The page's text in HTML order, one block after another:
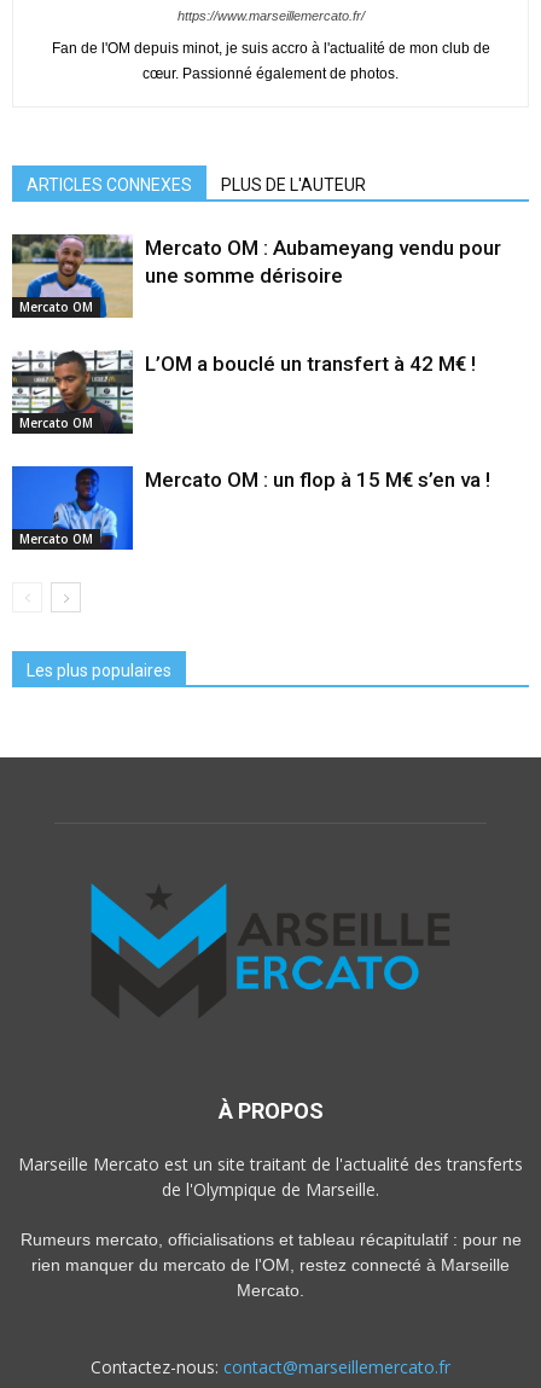
https://www.marseillemercato.fr/
Fan de l'OM depuis minot, je suis accro à l'actualité de mon club de
cœur. Passionné également de photos.
ARTICLES CONNEXES PLUS DE L'AUTEUR
Mercato OM
Mercato OM : Aubameyang vendu pour
une somme dérisoire
Mercato OM
L’OM a bouclé un transfert à 42 M€ !
Mercato OM
Mercato OM : un flop à 15 M€ s’en va !
Les plus populaires
À PROPOS
Marseille Mercato est un site traitant de l'actualité des transferts
de l'Olympique de Marseille.
Rumeurs mercato, officialisations et tableau récapitulatif : pour ne
rien manquer du mercato de l'OM, restez connecté à Marseille
Mercato.
Contactez-nous: contact@marseillemercato.fr